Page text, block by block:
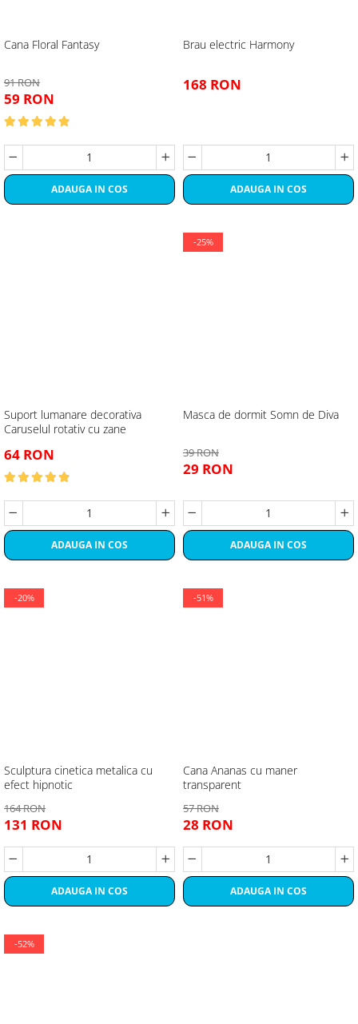
Cana Floral Fantasy
91 RON
59 RON
ADAUGA IN COS
Brau electric Harmony
168 RON
ADAUGA IN COS
Suport lumanare decorativa
Caruselul rotativ cu zane
64 RON
ADAUGA IN COS
-25%
Masca de dormit Somn de Diva
39 RON
29 RON
ADAUGA IN COS
-20%
Sculptura cinetica metalica cu
efect hipnotic
164 RON
131 RON
ADAUGA IN COS
-51%
Cana Ananas cu maner
transparent
57 RON
28 RON
ADAUGA IN COS
-52%